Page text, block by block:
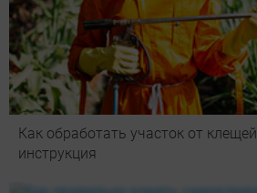
Как обработать участок от
инструкция